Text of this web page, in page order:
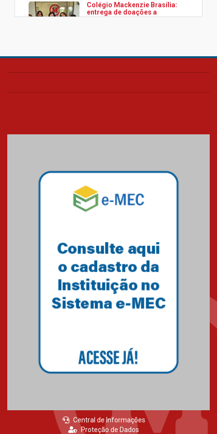
Colégio Mackenzie Brasília:
entrega de doações a
associação Viver da Cidade
Colégio Presbiteriano
os funcionários
07.11.2024
Equipe de saltos ornamentais
do Mackenzie Brasília
Gravação do projeto “Mais de
31 mil vozes com a Palavra” é
realizado no Colégio
Mackenzie Brasília
25.10.2024
Brasília conquistam medalhas
em importantes competições
de Matemática
04.10.2024
Central de Informações
Proteção de Dados